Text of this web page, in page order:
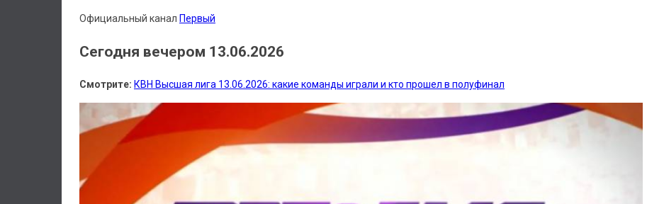
Официальный канал Первый
Сегодня вечером 13.06.2026
Смотрите: КВН Высшая лига 13.06.2026: какие команды играли и кто прошел в полуфинал